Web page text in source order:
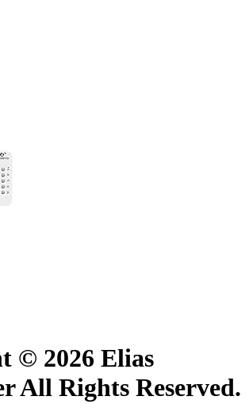
© 2026 Elias
All Rights Reserved.